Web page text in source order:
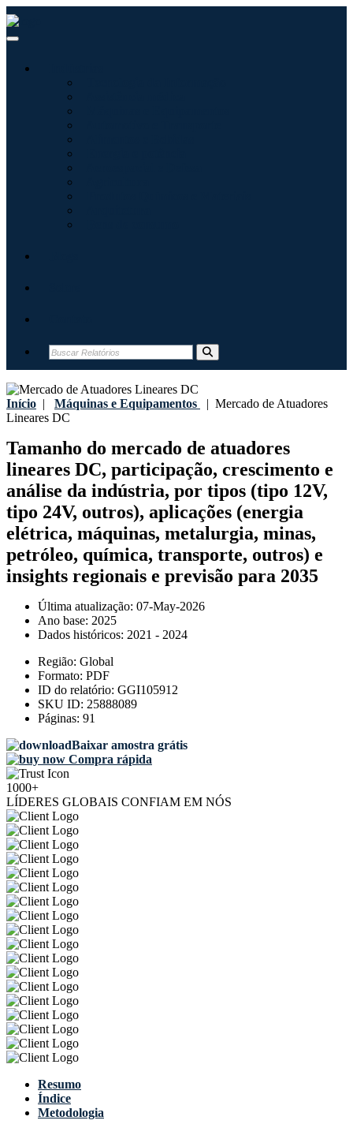
Início | Máquinas e Equipamentos | Mercado de Atuadores
Lineares DC
Tamanho do mercado de atuadores
lineares DC, participação, crescimento e
análise da indústria, por tipos (tipo 12V,
tipo 24V, outros), aplicações (energia
elétrica, máquinas, metalurgia, minas,
petróleo, química, transporte, outros) e
insights regionais e previsão para 2035
Última atualização: 07-May-2026
Ano base: 2025
Dados históricos: 2021 - 2024
Região: Global
Formato: PDF
ID do relatório: GGI105912
SKU ID: 25888089
Páginas: 91
Baixar amostra grátis
Compra rápida
1000+
LÍDERES GLOBAIS CONFIAM EM NÓS
Resumo
Índice
Metodologia